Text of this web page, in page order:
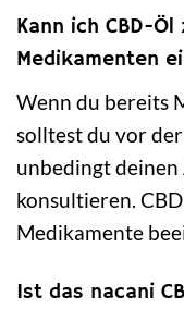
Kann ich CBD-
Medikamenten
Wenn du bereits
solltest du vor
unbedingt
konsultieren.
Medikamente
Ist das nacani